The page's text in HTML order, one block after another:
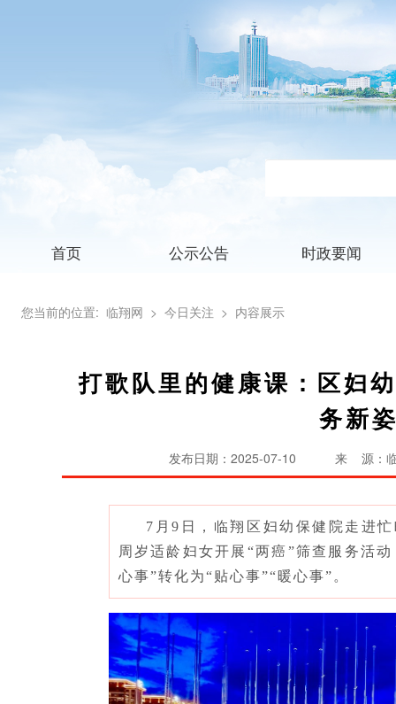
首页 公示公告 时政要闻
您当前的位置: 临翔网 > 今日关注 > 内容展示
打歌队里的健康课：区妇
务新
发布日期：2025-07-10 来 源：
7月9日，临翔区妇幼保健院走进
周岁适龄妇女开展“两癌”筛查服务活
心事”转化为“贴心事”“暖心事”。